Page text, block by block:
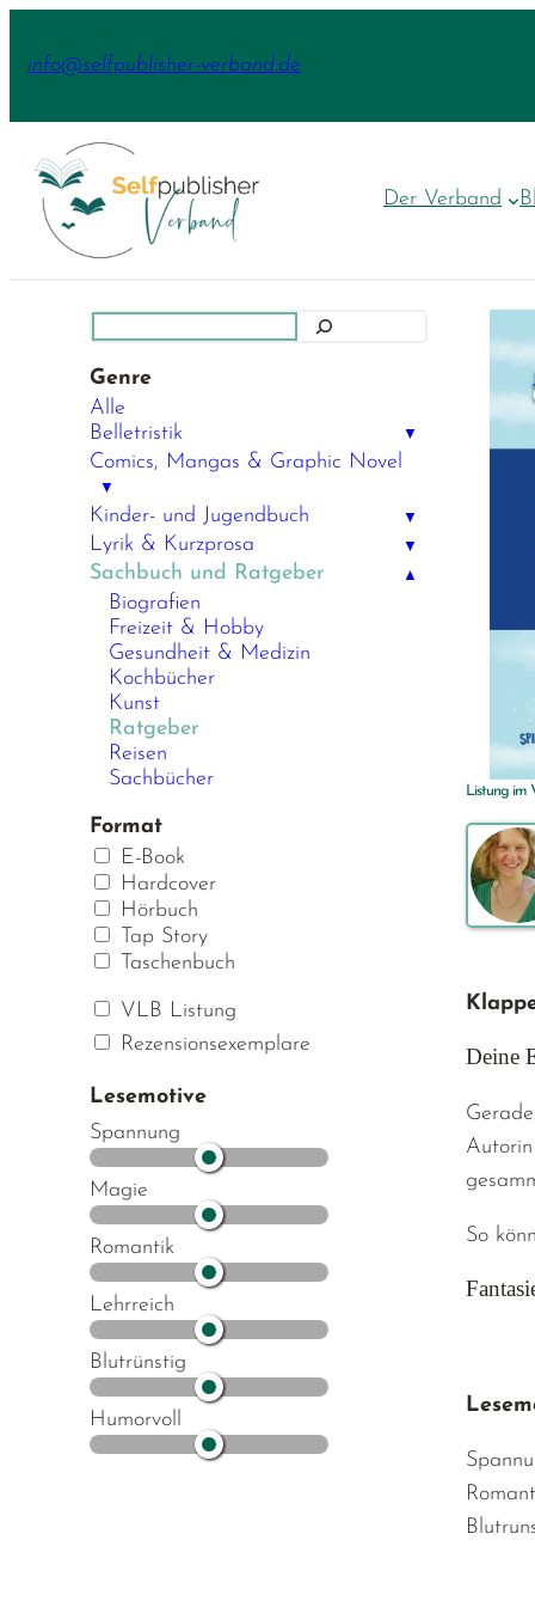
Inhalt
info@selfpublisher-verband.de
Der Verband
Genre
Alle
Belletristik
▼
Comics, Mangas & Graphic Novel
▼
Kinder- und Jugendbuch ▼
Lyrik & Kurzprosa ▼
Sachbuch und Ratgeber ▲
Biografien
Freizeit & Hobby
Gesundheit & Medizin
Kochbücher
Kunst
Ratgeber
Reisen
Sachbücher
Format
E-Book
Hardcover
Hörbuch
Tap Story
Taschenbuch
VLB Listung
Rezensionsexemplare
Lesemotive
Spannung
Magie
Romantik
Lehrreich
Blutrünstig
Humorvoll
Listung im
Deine
So